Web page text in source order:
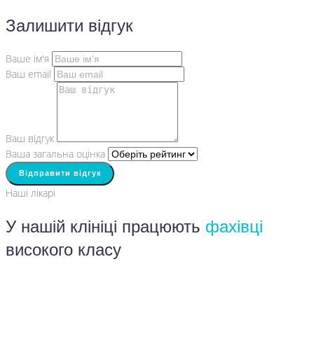
Залишити відгук
Ваше ім'я
Ваш email
Ваш відгук
Ваша загальна оцінка
Відправити відгук
Наші лікарі
У нашій клініці працюють фахівці
високого класу